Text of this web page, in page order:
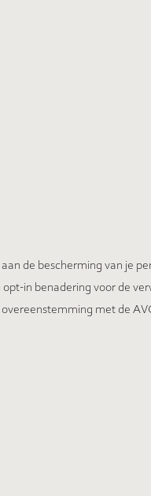
de bescherming van je
in benadering voor de
met de